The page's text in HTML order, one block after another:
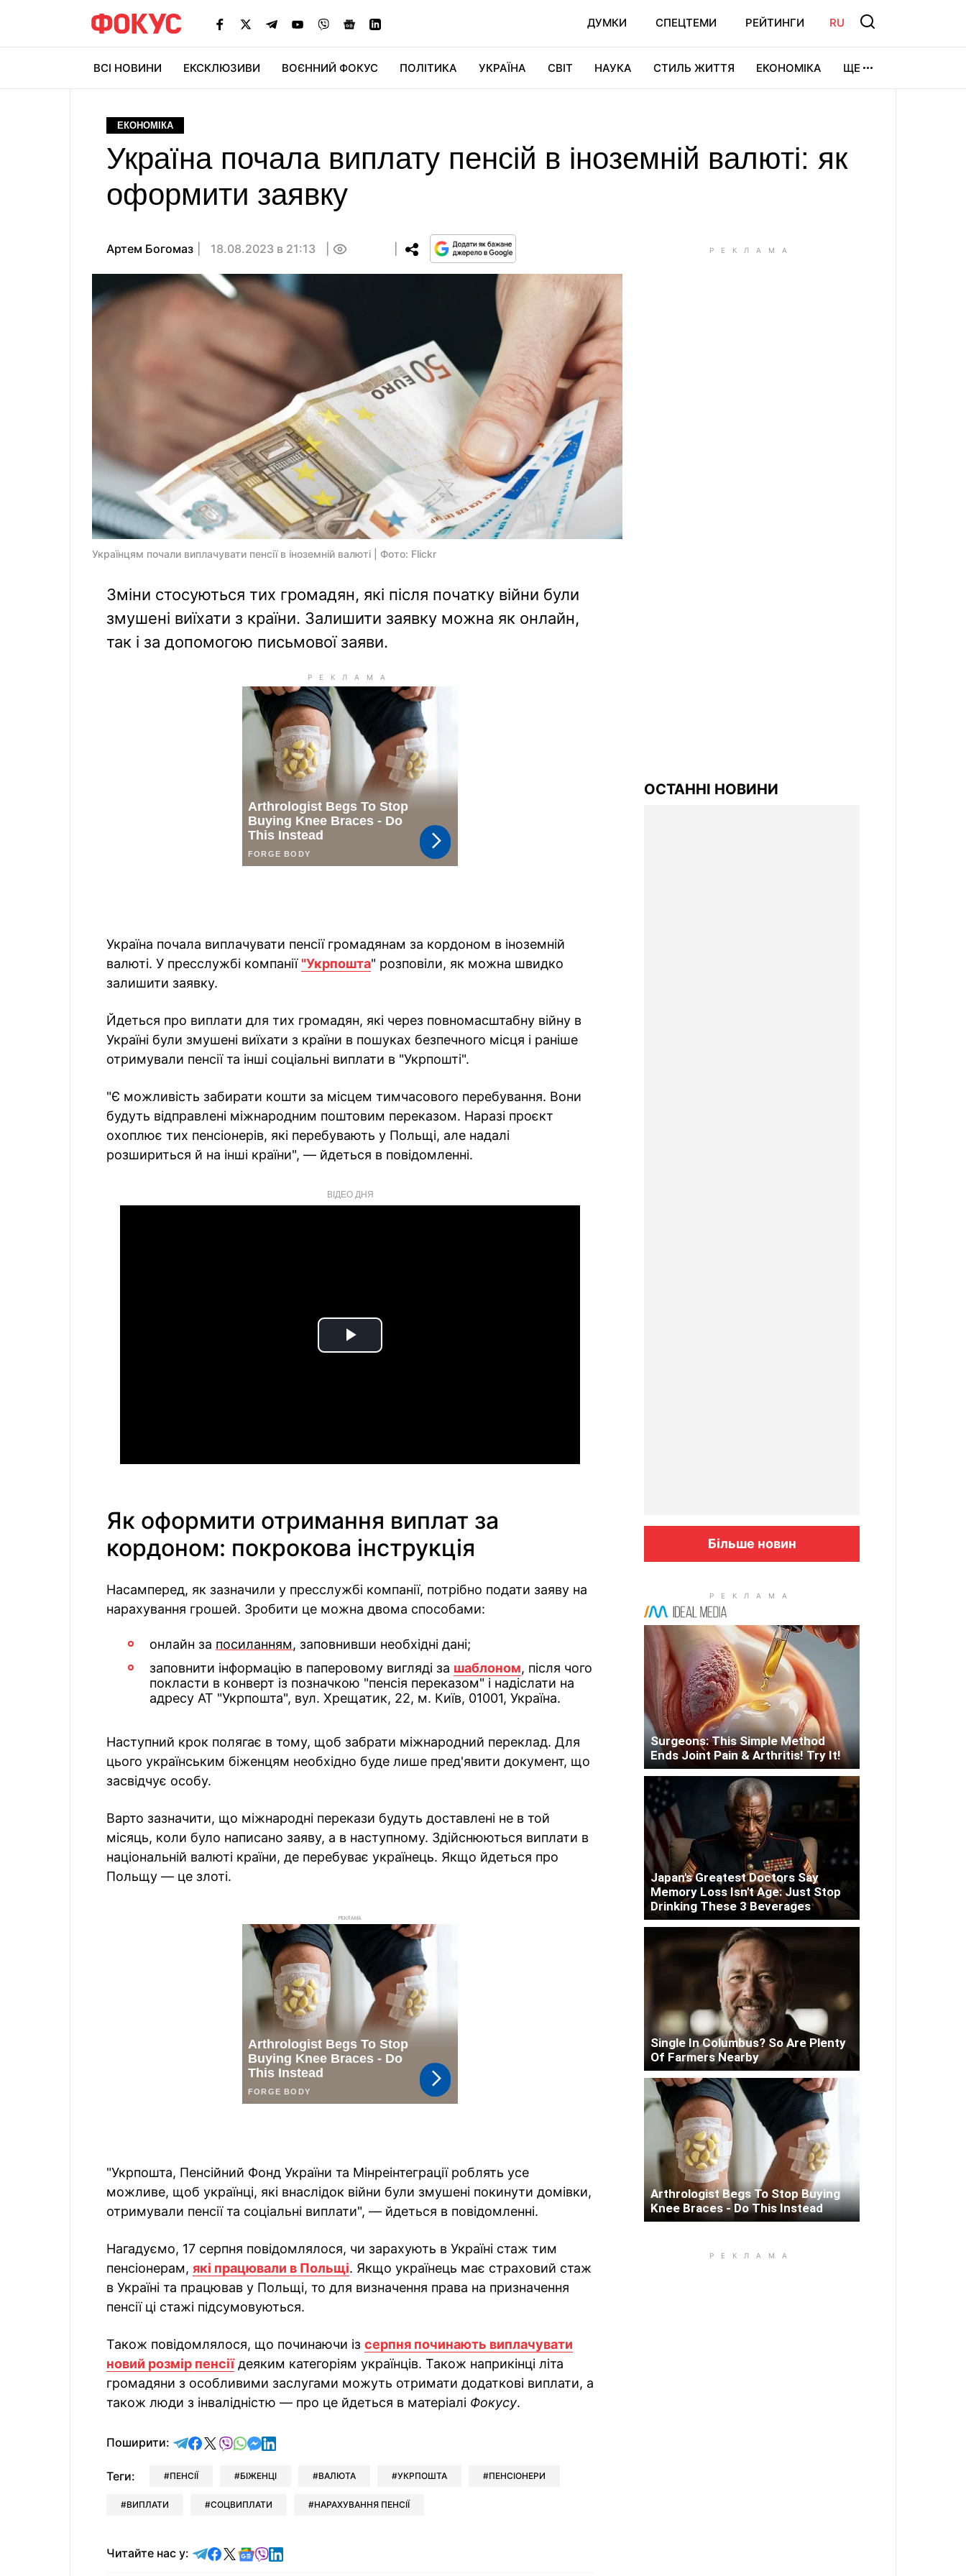
ДУМКИ СПЕЦТЕМИ РЕЙТИНГИ RU
ВСІ НОВИНИ ЕКСКЛЮЗИВИ ВОЄННИЙ ФОКУС ПОЛІТИКА УКРАЇНА СВІТ НАУКА СТИЛЬ ЖИТТЯ ЕКОНОМІКА ЩЕ
ЕКОНОМІКА
Україна почала виплату пенсій в іноземній валюті: як
оформити заявку
Артем Богомаз 18.08.2023 в 21:13
Українцям почали виплачувати пенсії в іноземній валюті | Фото: Flickr
Зміни стосуються тих громадян, які після початку війни були
змушені виїхати з країни. Залишити заявку можна як онлайн,
так і за допомогою письмової заяви.
Україна почала виплачувати пенсії громадянам за кордоном в іноземній
валюті. У пресслужбі компанії "Укрпошта" розповіли, як можна швидко
залишити заявку.
Йдеться про виплати для тих громадян, які через повномасштабну війну в
Україні були змушені виїхати з країни в пошуках безпечного місця і раніше
отримували пенсії та інші соціальні виплати в "Укрпошті".
"Є можливість забирати кошти за місцем тимчасового перебування. Вони
будуть відправлені міжнародним поштовим переказом. Наразі проєкт
охоплює тих пенсіонерів, які перебувають у Польщі, але надалі
розшириться й на інші країни", — йдеться в повідомленні.
ВІДЕО ДНЯ
Play
Як оформити отримання виплат за
кордоном: покрокова інструкція
Насамперед, як зазначили у пресслужбі компанії, потрібно подати заяву на
нарахування грошей. Зробити це можна двома способами:
онлайн за посиланням, заповнивши необхідні дані;
заповнити інформацію в паперовому вигляді за шаблоном, після чого
покласти в конверт із позначкою "пенсія переказом" і надіслати на
адресу АТ "Укрпошта", вул. Хрещатик, 22, м. Київ, 01001, Україна.
Наступний крок полягає в тому, щоб забрати міжнародний переклад. Для
цього українським біженцям необхідно буде лише пред'явити документ, що
засвідчує особу.
Варто зазначити, що міжнародні перекази будуть доставлені не в той
місяць, коли було написано заяву, а в наступному. Здійснюються виплати в
національній валюті країни, де перебуває українець. Якщо йдеться про
Польщу — це злоті.
РЕКЛАМА
"Укрпошта, Пенсійний Фонд України та Мінреінтеграції роблять усе
можливе, щоб українці, які внаслідок війни були змушені покинути домівки,
отримували пенсії та соціальні виплати", — йдеться в повідомленні.
Нагадуємо, 17 серпня повідомлялося, чи зарахують в Україні стаж тим
пенсіонерам, які працювали в Польщі. Якщо українець має страховий стаж
в Україні та працював у Польщі, то для визначення права на призначення
пенсії ці стажі підсумовуються.
Також повідомлялося, що починаючи із серпня починають виплачувати
новий розмір пенсіїдеяким категоріям українців. Також наприкінці літа
громадяни з особливими заслугами можуть отримати додаткові виплати, а
також люди з інвалідністю — про це йдеться в матеріалі Фокусу.
Поширити: відправити у Telegram
поділитись у Facebook
поділитись у X
відправити у Viber
відправити у Whatsapp
відправити у Messenger
відправити у LinkedIn
Теги: ПЕНСІЇ БІЖЕНЦІ ВАЛЮТА УКРПОШТА ПЕНСІОНЕРИ
ВИПЛАТИ СОЦВИПЛАТИ НАРАХУВАННЯ ПЕНСІЇ
Читайте нас у: Читайте у Telegram
Читайте у Facebook
Читайте у X
Читайте у Google news
Читайте у Viber
Читайте у LinkedIn
ОСТАННІ НОВИНИ
Більше новин
Surgeons: This Simple Method
Ends Joint Pain & Arthritis! Try It!
Japan's Greatest Doctors Say
Memory Loss Isn't Age: Just Stop
Drinking These 3 Beverages
Single In Columbus? So Are Plenty
Of Farmers Nearby
Arthrologist Begs To Stop Buying
Knee Braces - Do This Instead